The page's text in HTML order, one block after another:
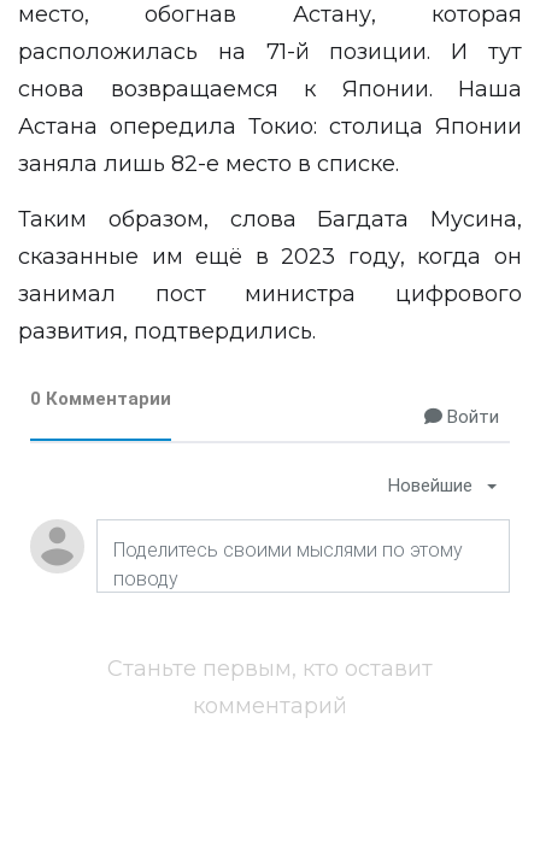
место, обогнав Астану, которая
расположилась на 71-й позиции. И тут
снова возвращаемся к Японии. Наша
Астана опередила Токио: столица Японии
заняла лишь 82-е место в списке.
Таким образом, слова Багдата Мусина,
сказанные им ещё в 2023 году, когда он
занимал пост министра цифрового
развития, подтвердились.
0 Комментарии
Войти
Новейшие
Станьте первым, кто оставит
комментарий